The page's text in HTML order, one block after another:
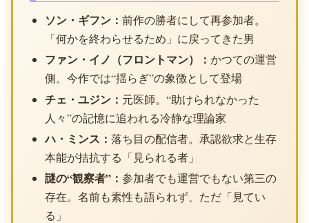
ソン・ギフン：前作の勝者にして再参加者。
「何かを終わらせるため」に戻ってきた男
ファン・イノ（フロントマン）：かつての運営
側。今作では“揺らぎ”の象徴として登場
チェ・ユジン： 元医師。“助けられなかった
人々”の記憶に追われる冷静な理論家
ハ・ミンス：落ち目の配信者。承認欲求と生存
本能が拮抗する「見られる者」
謎の“観察者”：参加者でも運営でもない第三の
存在。名前も素性も語られず、ただ「見てい
る」